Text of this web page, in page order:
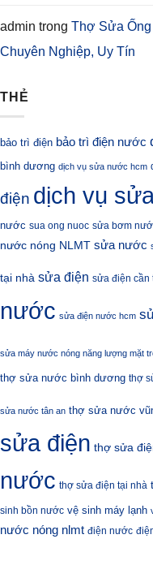
admin trong Thợ Sửa
Chuyên Nghiệp, Uy Tín
THẺ
bảo trì điện bảo trì điện nước
bình dương dịch vụ sửa nước hcm
điện dịch vụ
nước sua ong nuoc sửa bơm
nước nóng NLMT sửa nước
tại nhà sửa điện sửa điện cần
nước sửa điện nước hcm
sửa máy nước nóng năng lượng mặt
thợ sửa nước bình dương thợ
sửa nước tân an thợ sửa nước
sửa điện thợ sửa
nước thợ sửa điện tại nhà
sinh bồn nước vệ sinh máy lạnh
nước nóng nlmt điện nước